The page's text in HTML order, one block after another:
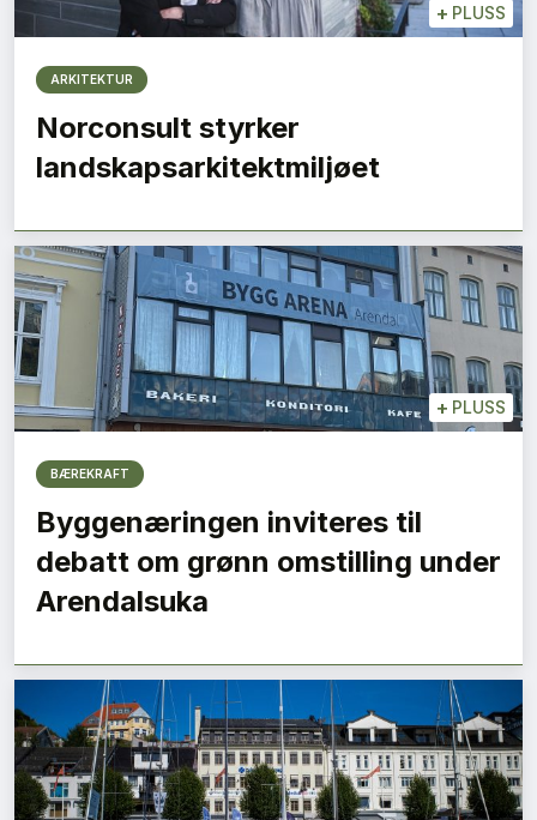
+ PLUSS
ARKITEKTUR
Norconsult styrker
landskapsarkitektmiljøet
+ PLUSS
BÆREKRAFT
Byggenæringen inviteres til
debatt om grønn omstilling under
Arendalsuka